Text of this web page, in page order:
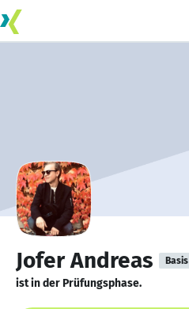
Jofer Andreas Basis
ist in der Prüfungsphase.